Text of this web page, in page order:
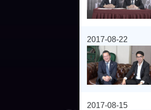
2017-08-22
2017-08-15